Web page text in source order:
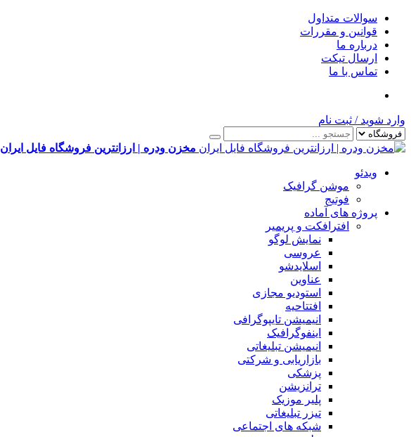
سوالات متداول
قوانین و مقررات
درباره ما
ارسال تیکت
تماس با ما
وارد شوید / ثبت نام
مخزن ودره | ارزانترین فروشگاه فایل ایران
ویدئو
موشن گرافیک
فوتیج
پروژه های آماده
افترافکت و پریمیر
نمایش لوگو
عروسی
اسلایدشو
عناوین
استودیو مجازی
افتتاحیه
انیمیشن تایپوگرافی
اینفوگرافیک
انیمیشن تبلیغاتی
بازاریابی و شرکتی
پزشکی
ترانزیشن
پلیر موزیک
تیزر تبلیغاتی
شبکه های اجتماعی